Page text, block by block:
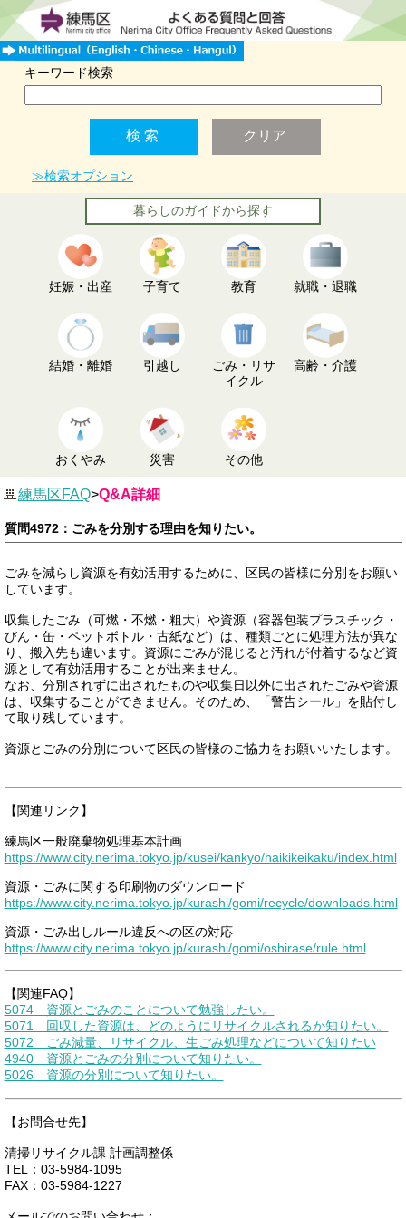
キーワード検索
≫検索オプション
暮らしのガイドから探す
妊娠・出産 子育て 教育 就職・退職
結婚・離婚 引越し
ごみ・リサ
イクル
高齢・介護
おくやみ 災害 その他
練馬区FAQ>Q&A詳細
質問4972：ごみを分別する理由を知りたい。
ごみを減らし資源を有効活用するために、区民の皆様に分別をお願い
しています。
収集したごみ（可燃・不燃・粗大）や資源（容器包装プラスチック・
びん・缶・ペットボトル・古紙など）は、種類ごとに処理方法が異な
り、搬入先も違います。資源にごみが混じると汚れが付着するなど資
源として有効活用することが出来ません。
なお、分別されずに出されたものや収集日以外に出されたごみや資源
は、収集することができません。そのため、「警告シール」を貼付し
て取り残しています。
資源とごみの分別について区民の皆様のご協力をお願いいたします。
【関連リンク】
練馬区一般廃棄物処理基本計画
https://www.city.nerima.tokyo.jp/kusei/kankyo/haikikeikaku/index.html
資源・ごみに関する印刷物のダウンロード
https://www.city.nerima.tokyo.jp/kurashi/gomi/recycle/downloads.html
資源・ごみ出しルール違反への区の対応
https://www.city.nerima.tokyo.jp/kurashi/gomi/oshirase/rule.html
【関連FAQ】
5074 資源とごみのことについて勉強したい。
5071 回収した資源は、どのようにリサイクルされるか知りたい。
5072 ごみ減量、リサイクル、生ごみ処理などについて知りたい
4940 資源とごみの分別について知りたい。
5026 資源の分別について知りたい。
【お問合せ先】
清掃リサイクル課 計画調整係
TEL：03-5984-1095
FAX：03-5984-1227